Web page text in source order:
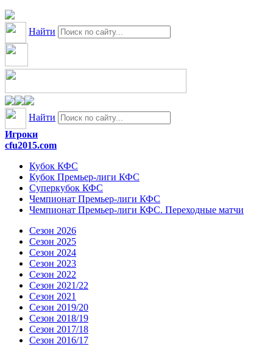
Найти
Найти
Игроки
cfu2015.com
Кубок КФС
Кубок Премьер-лиги КФС
Суперкубок КФС
Чемпионат Премьер-лиги КФС
Чемпионат Премьер-лиги КФС. Переходные матчи
Сезон 2026
Сезон 2025
Сезон 2024
Сезон 2023
Сезон 2022
Сезон 2021/22
Сезон 2021
Сезон 2019/20
Сезон 2018/19
Сезон 2017/18
Сезон 2016/17